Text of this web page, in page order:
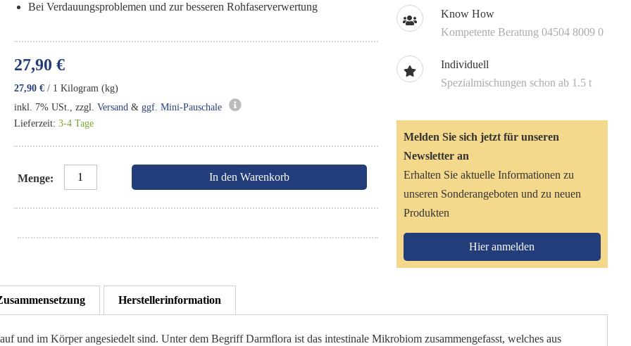
27,90 €
27,90 € / 1 Kilogram (kg)
inkl. 7% USt., zzgl. Versand& ggf. Mini-Pauschale
Lieferzeit: 3-4 Tage
Menge In den Warenkorb
Bei Verdauungsproblemen und zur besseren Rohfaserverwertung
Know How
Kompetente Beratung 04504 8009 0
Individuell
Spezialmischungen schon ab 1.5 t
Melden Sie sich jetzt für unseren
Newsletter an
Erhalten Sie aktuelle Informationen zu
unseren Sonderangeboten und zu neuen
Produkten
Hier anmelden
und im Körper angesiedelt sind. Unter dem Begriff Darmflora ist das intestinale Mikrobiom zusammengefasst, welches aus
Herstellerinformation